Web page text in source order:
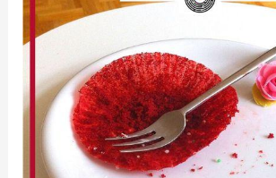
briciole
che
concede